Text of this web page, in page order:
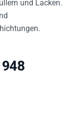
und Lacken.